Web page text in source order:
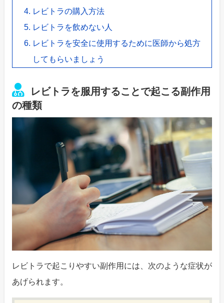
レビトラの購入方法
レビトラを飲めない人
レビトラを安全に使用するために医師から処方
してもらいましょう
レビトラを服用することで起こる副作用
の種類
レビトラで起こりやすい副作用には、次のような症状が
あげられます。